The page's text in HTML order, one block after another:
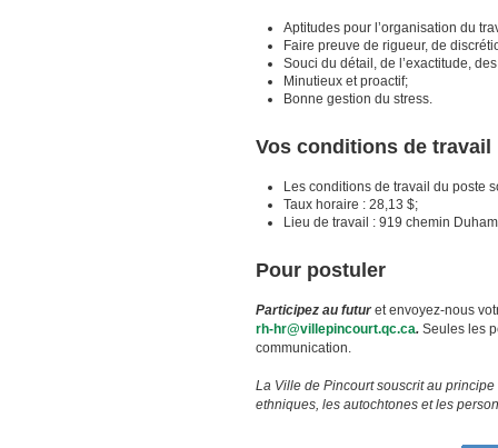
Aptitudes pour l’organisation du
Faire preuve de rigueur, de
Souci du détail, de l’exactitude,
Minutieux et proactif;
Bonne gestion du stress.
Vos conditions de travail
Les conditions de travail du poste
Taux horaire : 28,13 $;
Lieu de travail : 919 chemin
Pour postuler
Participez au futuret envoyez-nous
rh-hr@villepincourt.qc.ca. Seules les
communication.
La Ville de Pincourt souscrit au principe
ethniques, les autochtones et les